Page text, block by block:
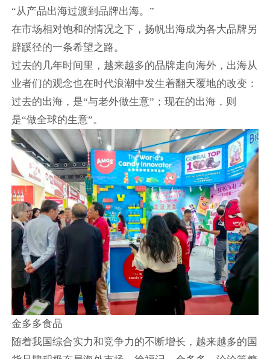
“从产品出海过渡到品牌出海。”
在市场相对饱和的情况之下，扬帆出海成为各大品牌另
辟蹊径的一条希望之路。
过去的几年时间里，越来越多的品牌走向海外，出海从
业者们的观念也在时代浪潮中发生着翻天覆地的改变：
过去的出海，是“与老外做生意”；现在的出海，则
是“做全球的生意”。
金多多食品
随着我国综合实力和竞争力的不断增长，越来越多的国